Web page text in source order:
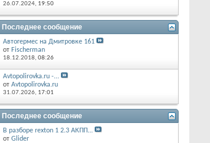
26.07.2024, 19:50
Последнее сообщение
Автогермес на Дмитровке 161
от Fischerman
18.12.2018, 08:26
Avtopolirovka.ru -...
от Avtopolirovka.ru
31.07.2026, 17:01
Последнее сообщение
В разборе rexton 1 2.3 АКПП...
от Glider